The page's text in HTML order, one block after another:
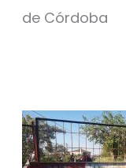
de Córdoba